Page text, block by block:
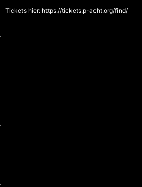
Tickets hier: https://tickets.p-acht.org/find/